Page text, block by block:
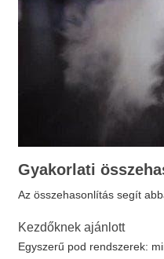
Gyakorlati
Az összehasonlítás segít
Kezdőknek ajánlott
Egyszerű pod rendszerek: